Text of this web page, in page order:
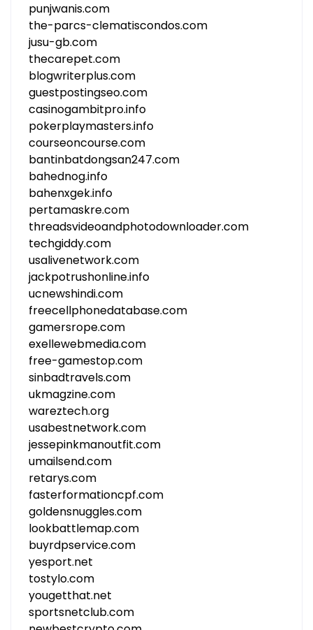
punjwanis.com
the-parcs-clematiscondos.com
jusu-gb.com
thecarepet.com
blogwriterplus.com
guestpostingseo.com
casinogambitpro.info
pokerplaymasters.info
courseoncourse.com
bantinbatdongsan247.com
bahednog.info
bahenxgek.info
pertamaskre.com
threadsvideoandphotodownloader.com
techgiddy.com
usalivenetwork.com
jackpotrushonline.info
ucnewshindi.com
freecellphonedatabase.com
gamersrope.com
exellewebmedia.com
free-gamestop.com
sinbadtravels.com
ukmagzine.com
wareztech.org
usabestnetwork.com
jessepinkmanoutfit.com
umailsend.com
retarys.com
fasterformationcpf.com
goldensnuggles.com
lookbattlemap.com
buyrdpservice.com
yesport.net
tostylo.com
yougetthat.net
sportsnetclub.com